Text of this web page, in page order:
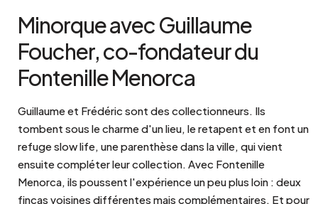
Minorque avec Guillaume
Foucher, co-fondateur du
Fontenille Menorca
Guillaume et Frédéric sont des collectionneurs. Ils
tombent sous le charme d'un lieu, le retapent et en font un
refuge slow life, une parenthèse dans la ville, qui vient
ensuite compléter leur collection. Avec Fontenille
Menorca, ils poussent l'expérience un peu plus loin : deux
fincas voisines différentes mais complémentaires. Et pour